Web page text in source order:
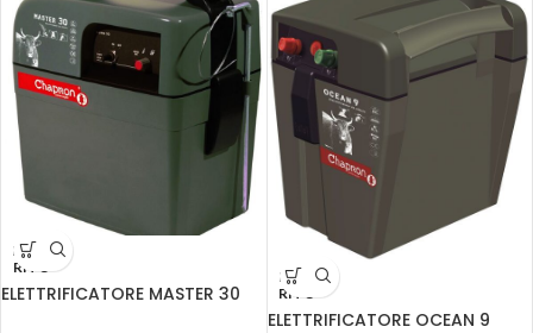
ESAU
RITO
ELETTRIFICATORE MASTER 30
ESAU
RITO
ELETTRIFICATORE OCEAN 9